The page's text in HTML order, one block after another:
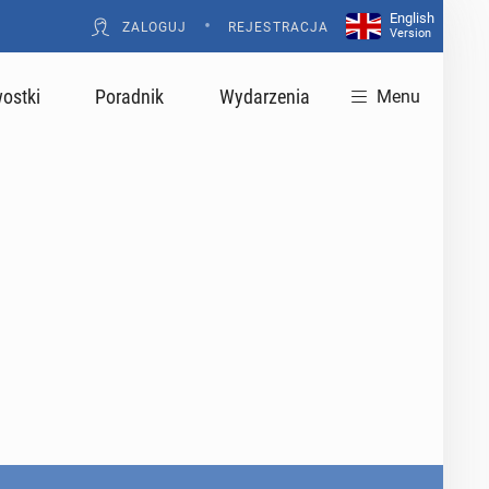
ZALOGUJ • REJESTRACJA
English
Version
Poradnik Wydarzenia Menu